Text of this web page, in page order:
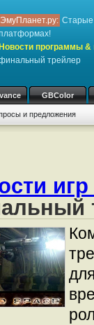
ЭмуПланет.ру: Старые
Новости программы &
трейлер
GBColor
и предложения